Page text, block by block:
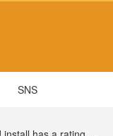
SNS